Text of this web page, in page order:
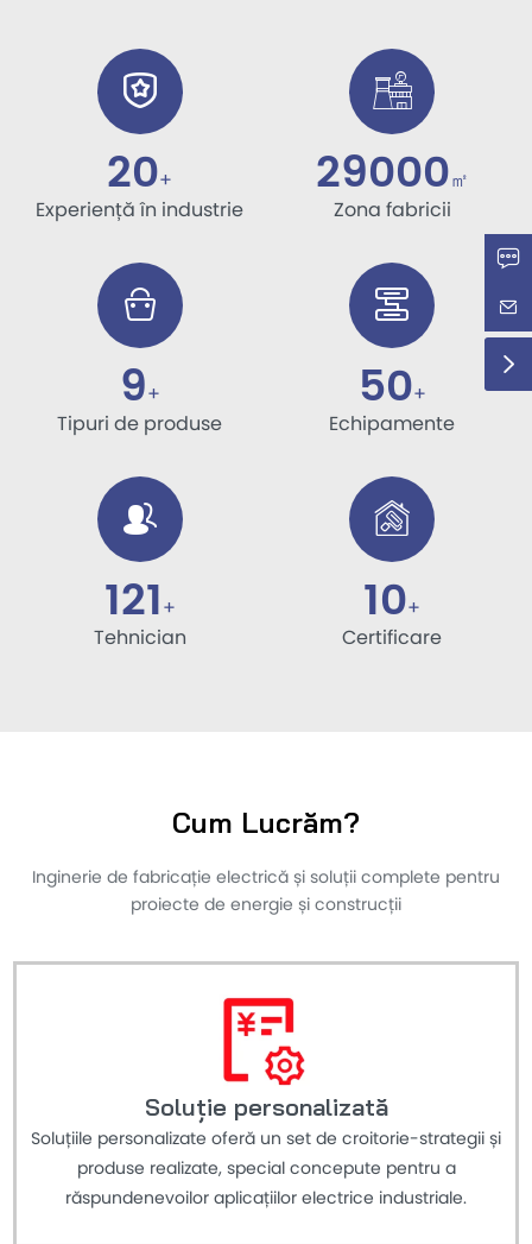
20+
Experiență în industrie
29000㎡
Zona fabricii
9+
Tipuri de produse
50+
Echipamente
121+
Tehnician
10+
Certificare
Cum Lucrăm?
Inginerie de fabricație electrică și soluții complete pentru
proiecte de energie și construcții
Soluție personalizată
Soluțiile personalizate oferă un set de croitorie-strategii și
produse realizate, special concepute pentru a
răspundenevoilor aplicațiilor electrice industriale.